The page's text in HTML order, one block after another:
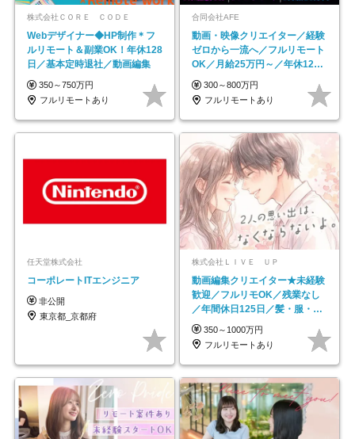
株式会社ＣＯＲＥ ＣＯＤＥ
Webデザイナー◆HP制作＊フ
ルリモート＆副業OK！年休128
日／基本定時退社／動画編集
350～750万円
フルリモートあり
合同会社AFE
動画・映像クリエイター／経験
ゼロから一流へ／フルリモート
OK／月給25万円～／年休125
日以上
300～800万円
フルリモートあり
任天堂株式会社
コーポレートITエンジニア
非公開
東京都_京都府
株式会社ＬＩＶＥ ＵＰ
動画編集クリエイター★未経験
歓迎／フルリモOK／残業なし
／年間休日125日／髪・服・ネ
イル自由／研修充実で安心
350～1000万円
フルリモートあり